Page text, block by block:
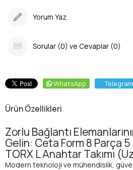
Yorum Yaz
Sorular (0) ve Cevaplar (0)
WhatsApp Telegram
Ürün Özellikleri
Zorlu Bağlantı
Gelin: Ceta Form 8 Parça
TORX L Anahtar Takımı
Modern teknoloji ve mühendislik,